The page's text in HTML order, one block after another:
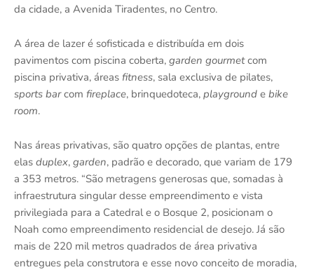
da cidade, a Avenida Tiradentes, no Centro.
A área de lazer é sofisticada e distribuída em dois
pavimentos com piscina coberta, garden gourmetcom
piscina privativa, áreas fitness, sala exclusiva de pilates,
sports barcom fireplace, brinquedoteca, playground e bike
room.
Nas áreas privativas, são quatro opções de plantas, entre
elas duplex, garden, padrão e decorado, que variam de 179
a 353 metros. “São metragens generosas que, somadas à
infraestrutura singular desse empreendimento e vista
privilegiada para a Catedral e o Bosque 2, posicionam o
Noah como empreendimento residencial de desejo. Já são
mais de 220 mil metros quadrados de área privativa
entregues pela construtora e esse novo conceito de moradia,